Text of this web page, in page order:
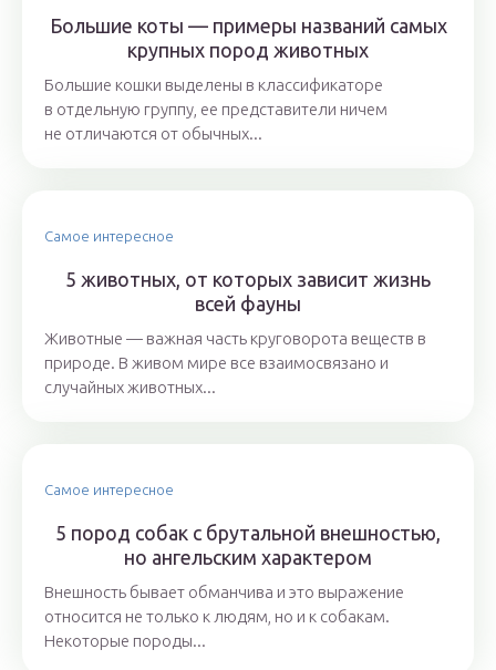
Большие коты — примеры названий самых
крупных пород животных
Большие кошки выделены в классификаторе
в отдельную группу, ее представители ничем
не отличаются от обычных...
Самое интересное
5 животных, от которых зависит жизнь
всей фауны
Животные — важная часть круговорота веществ в
природе. В живом мире все взаимосвязано и
случайных животных...
Самое интересное
5 пород собак с брутальной внешностью,
но ангельским характером
Внешность бывает обманчива и это выражение
относится не только к людям, но и к собакам.
Некоторые породы...